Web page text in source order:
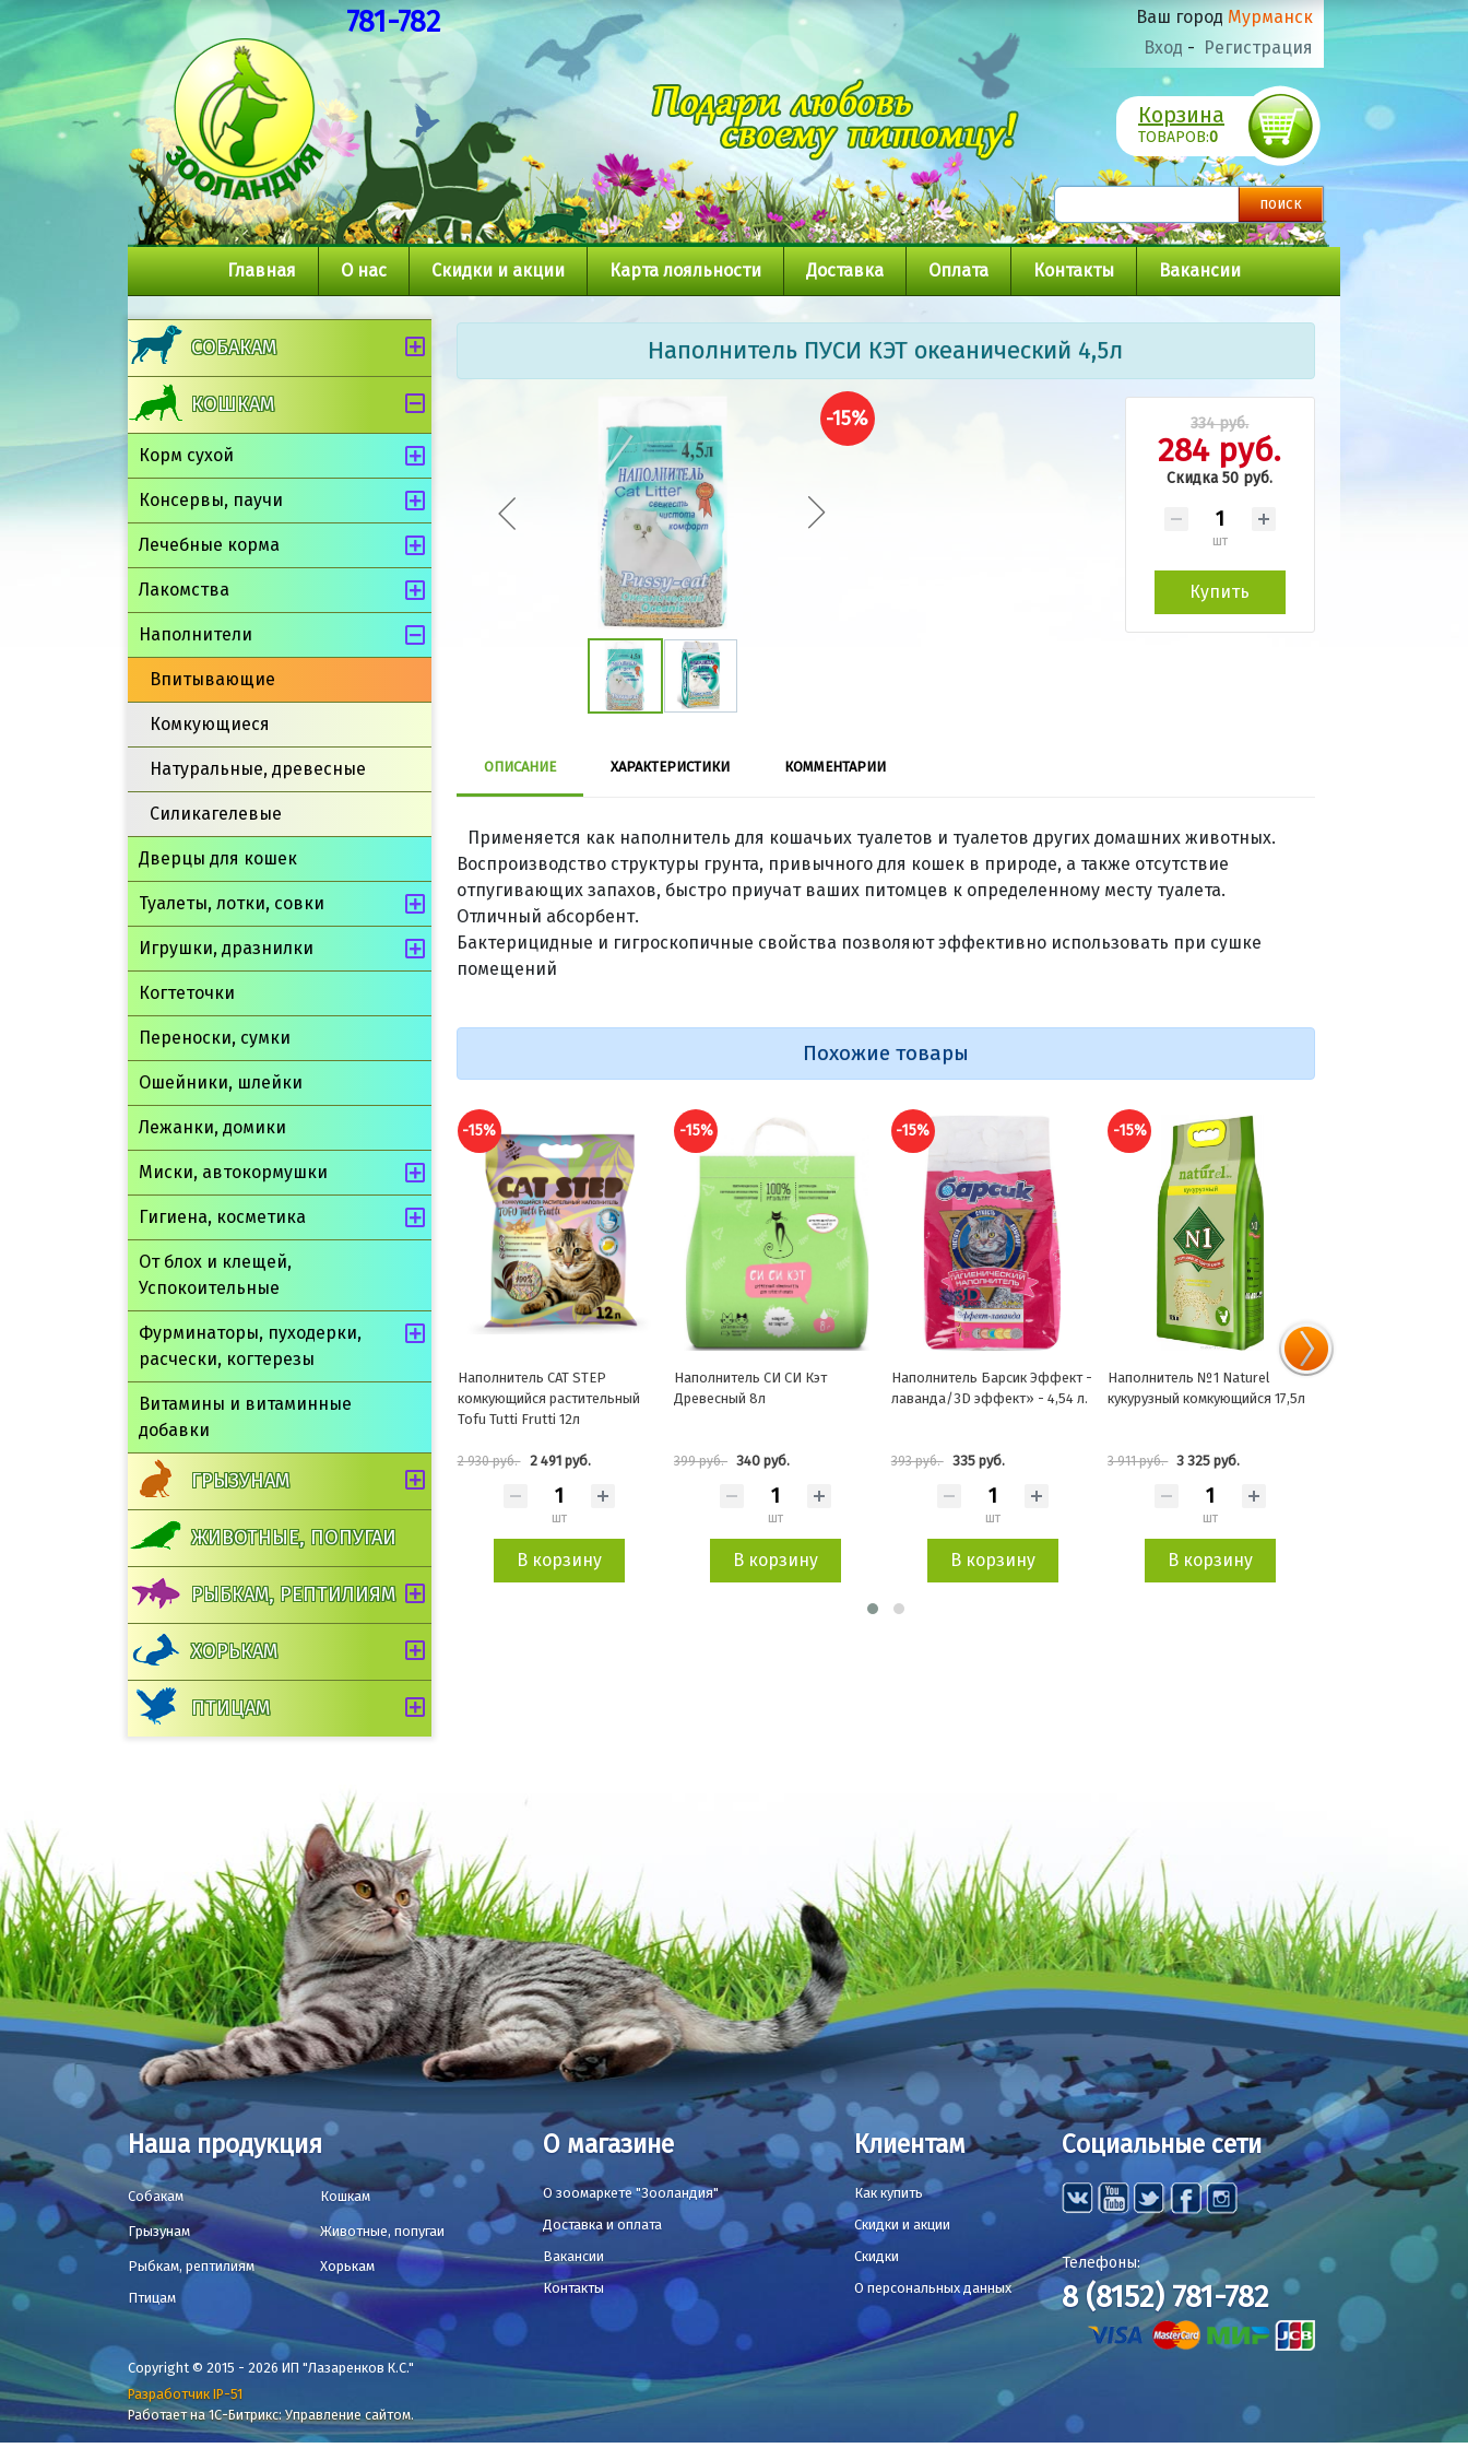
781-782 Ваш город Мурманск
Вход - Регистрация
Корзина
ТОВАРОВ:0
Главная О нас Скидки и акции Карта лояльности Доставка Оплата Контакты Вакансии
СОБАКАМ
КОШКАМ
Корм сухой
Консервы, паучи
Лечебные корма
Лакомства
Наполнители
Впитывающие
Комкующиеся
Натуральные, древесные
Силикагелевые
Дверцы для кошек
Туалеты, лотки, совки
Игрушки, дразнилки
Когтеточки
Переноски, сумки
Ошейники, шлейки
Лежанки, домики
Миски, автокормушки
Гигиена, косметика
От блох и клещей,
Успокоительные
Фурминаторы, пуходерки,
расчески, когтерезы
Витамины и витаминные
добавки
ГРЫЗУНАМ
ЖИВОТНЫЕ, ПОПУГАИ
РЫБКАМ, РЕПТИЛИЯМ
ХОРЬКАМ
ПТИЦАМ
Наполнитель ПУСИ КЭТ океанический 4,5л
-15% 334 руб.
284 руб.
Скидка 50 руб.
шт
Купить
ОПИСАНИЕ ХАРАКТЕРИСТИКИ КОММЕНТАРИИ
Применяется как наполнитель для кошачьих туалетов и туалетов других домашних животных.
Воспроизводство структуры грунта, привычного для кошек в природе, а также отсутствие
отпугивающих запахов, быстро приучат ваших питомцев к определенному месту туалета.
Отличный абсорбент.
Бактерицидные и гигроскопичные свойства позволяют эффективно использовать при сушке
помещений
Похожие товары
-15%
Наполнитель CAT STEP
комкующийся растительный
-15%
Наполнитель СИ СИ Кэт
Древесный 8л
399 руб. 340 руб.
шт
В корзину
-15%
Наполнитель Барсик Эффект -
лаванда/3D эффект» - 4,54 л.
393 руб. 335 руб.
шт
В корзину
-15%
Наполнитель №1 Naturel
кукурузный комкующийся 17,5л
3 911 руб. 3 325 руб.
шт
В корзину
-15%
Наполнитель Зверьё моё
впитывающий Макси 5л
438 руб. 373 руб.
шт
В корзину
Наша продукция
Собакам Кошкам
Грызунам Животные, попугаи
Рыбкам, рептилиям
Хорькам
Птицам
О магазине
О зоомаркете "Зооландия"
Доставка и оплата
Вакансии
Контакты
Клиентам
Как купить
Скидки и акции
Скидки
О персональных данных
Социальные сети
Телефоны:
8 (8152) 781-782
Copyright © 2015 - 2026 ИП "Лазаренков К.С."
Разработчик IP-51
Работает на 1С-Битрикс: Управление сайтом.